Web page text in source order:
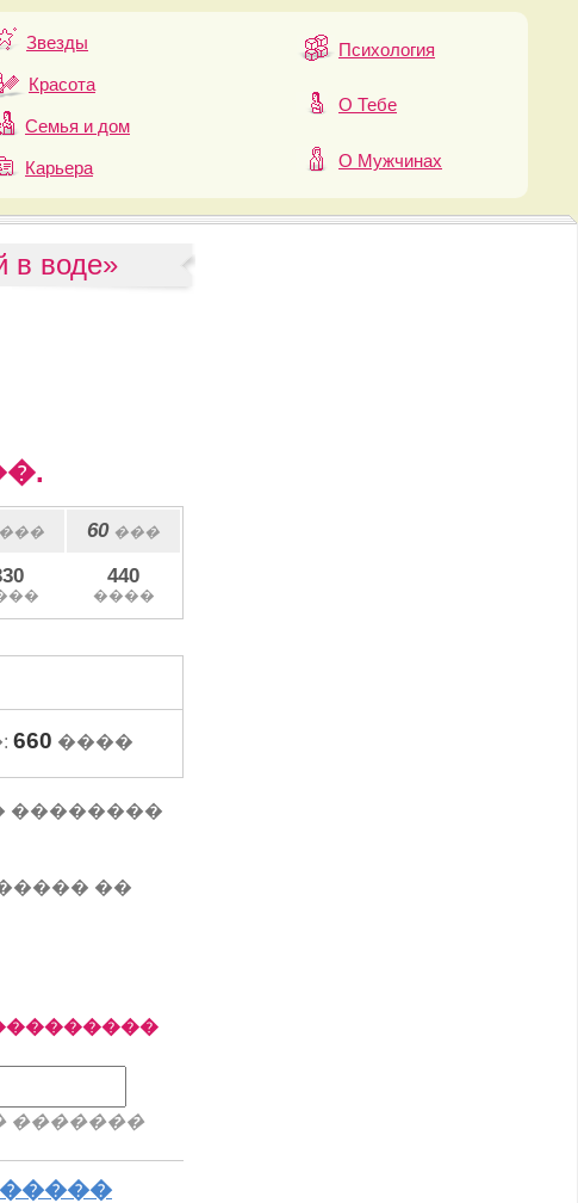
Звезды
Красота
Семья и дом
Карьера
Психология
О Тебе
О Мужчинах
в воде»
��� 60���
440
����
660 ����
��������
��
�������